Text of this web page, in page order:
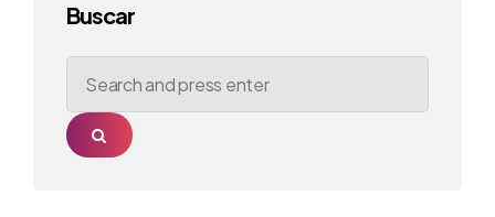
Buscar
Search
for:
Search